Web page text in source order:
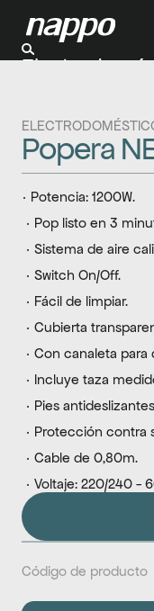
Popera
· Potencia: 1200W.
· Pop listo en 3
· Sistema de aire
· Switch On/Off.
· Fácil de limpiar.
· Cubierta
· Con canaleta para
· Incluye taza
· Pies
· Protección contra
· Cable de 0,80m.
· Voltaje: 220/240 -
Código de producto
Limpieza
Herramientas